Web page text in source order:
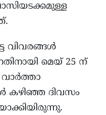
വിവരങ്ങൾ
മെയ് 25 ന്
കഴിഞ്ഞ ദിവസം